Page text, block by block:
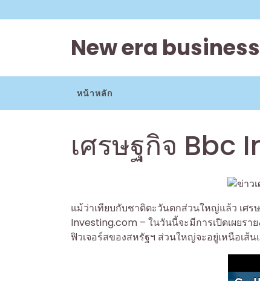
to
New era
หน้าหลัก
เศรษฐกิจ Bbc
แม้ว่าเทียบกับชาติตะวันตกส่วนใหญ่แล้ว เศร
Investing.com – ในวันนี้จะมีการเปิดเผยร
ฟิวเจอร์สของสหรัฐฯ ส่วนใหญ่จะอยู่เหนือเ